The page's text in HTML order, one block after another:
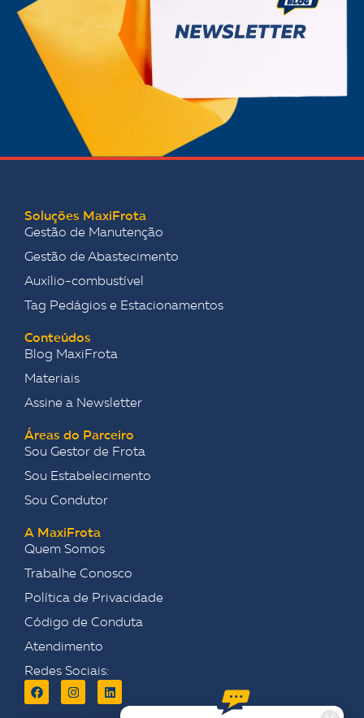
Soluções MaxiFrota
Gestão de Manutenção
Gestão de Abastecimento
Auxílio-combustível
Tag Pedágios e Estacionamentos
Conteúdos
Blog MaxiFrota
Materiais
Assine a Newsletter
Áreas do Parceiro
Sou Gestor de Frota
Sou Estabelecimento
Sou Condutor
A MaxiFrota
Quem Somos
Trabalhe Conosco
Política de Privacidade
Código de Conduta
Atendimento
Redes Sociais: